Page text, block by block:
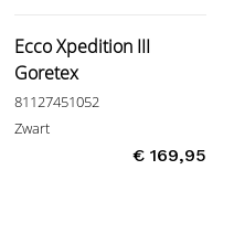
Ecco Xpedition III
Goretex
81127451052
Zwart
€ 169,95